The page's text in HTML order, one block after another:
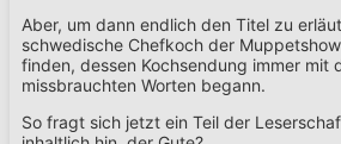
Aber, um dann endlich den Titel zu
schwedische Chefkoch der
finden, dessen Kochsendung immer mit
missbrauchten Worten begann.
So fragt sich jetzt ein Teil der